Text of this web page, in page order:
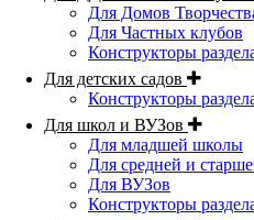
Для Домов
Для Частных клубов
Конструкторы
Для детских садов
Конструкторы
Для школ и ВУЗов
Для младшей школы
Для средней и
Для ВУЗов
Конструкторы